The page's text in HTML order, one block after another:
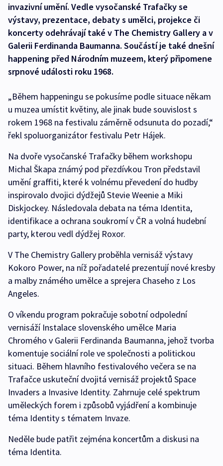
invazivní umění. Vedle vysočanské Trafačky se
výstavy, prezentace, debaty s umělci, projekce či
koncerty odehrávají také v The Chemistry Gallery a v
Galerii Ferdinanda Baumanna. Součástí je také dnešní
happening před Národním muzeem, který připomene
srpnové události roku 1968.
„Během happeningu se pokusíme podle situace někam
u muzea umístit květiny, ale jinak bude souvislost s
rokem 1968 na festivalu záměrně odsunuta do pozadí,“
řekl spoluorganizátor festivalu Petr Hájek.
Na dvoře vysočanské Trafačky během workshopu
Michal Škapa známý pod přezdívkou Tron představil
umění graffiti, které k volnému převedení do hudby
inspirovalo dvojici dýdžejů Stevie Weenie a Miki
Diskjockey. Následovala debata na téma Identita,
identifikace a ochrana soukromí v ČR a volná hudební
party, kterou vedl dýdžej Roxor.
V The Chemistry Gallery proběhla vernisáž výstavy
Kokoro Power, na níž pořadatelé prezentují nové kresby
a malby známého umělce a sprejera Chaseho z Los
Angeles.
O víkendu program pokračuje sobotní odpolední
vernisáží Instalace slovenského umělce Maria
Chromého v Galerii Ferdinanda Baumanna, jehož tvorba
komentuje sociální role ve společnosti a politickou
situaci. Během hlavního festivalového večera se na
Trafačce uskuteční dvojitá vernisáž projektů Space
Invaders a Invasive Identity. Zahrnuje celé spektrum
uměleckých forem i způsobů vyjádření a kombinuje
téma Identity s tématem Invaze.
Neděle bude patřit zejména koncertům a diskusi na
téma Identita.